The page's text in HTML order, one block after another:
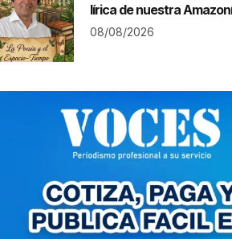
lírica de nuestra
08/08/2026